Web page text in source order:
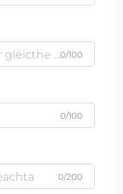
0/100
0/100
0/200